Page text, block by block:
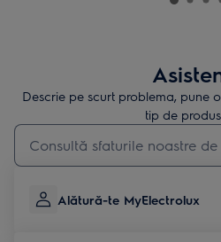
Descrie pe scurt problema, pune
tip de
Type to search for support articles
Alătură-te MyElectrolux